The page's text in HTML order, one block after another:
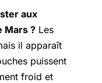
aux
Mars ? Les
il apparaît
puissent
froid et